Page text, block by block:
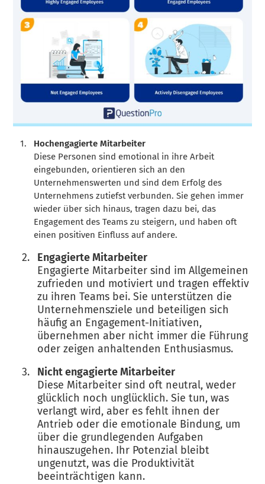
Hochengagierte Mitarbeiter
Diese Personen sind emotional in ihre Arbeit
eingebunden, orientieren sich an den
Unternehmenswerten und sind dem Erfolg des
Unternehmens zutiefst verbunden. Sie gehen immer
wieder über sich hinaus, tragen dazu bei, das
Engagement des Teams zu steigern, und haben oft
einen positiven Einfluss auf andere.
Engagierte Mitarbeiter
Engagierte Mitarbeiter sind im Allgemeinen
zufrieden und motiviert und tragen effektiv
zu ihren Teams bei. Sie unterstützen die
Unternehmensziele und beteiligen sich
häufig an Engagement-Initiativen,
übernehmen aber nicht immer die Führung
oder zeigen anhaltenden Enthusiasmus.
Nicht engagierte Mitarbeiter
Diese Mitarbeiter sind oft neutral, weder
glücklich noch unglücklich. Sie tun, was
verlangt wird, aber es fehlt ihnen der
Antrieb oder die emotionale Bindung, um
über die grundlegenden Aufgaben
hinauszugehen. Ihr Potenzial bleibt
ungenutzt, was die Produktivität
beeinträchtigen kann.